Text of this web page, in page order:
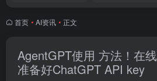
首页 • AI资讯 • 正文
AgentGPT使用 方法！在
准备好ChatGPT API key